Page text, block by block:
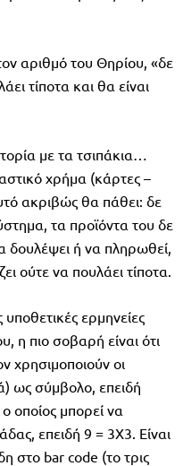
αριθμό του Θηρίου, «δε
τίποτα και θα είναι
με τα τσιπάκια…
χρήμα (κάρτες –
ακριβώς θα πάθει: δε
τα προϊόντα του δε
δουλέψει ή να πληρωθεί,
ούτε να πουλάει τίποτα.
ερμηνείες
η πιο σοβαρή είναι ότι
χρησιμοποιούν οι
ως σύμβολο, επειδή
οποίος μπορεί να
επειδή 9 = 3Χ3. Είναι
στο bar code (το τρις